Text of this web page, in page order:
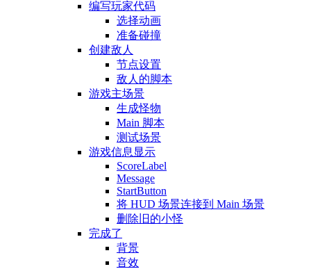
编写玩家代码
选择动画
准备碰撞
创建敌人
节点设置
敌人的脚本
游戏主场景
生成怪物
Main 脚本
测试场景
游戏信息显示
ScoreLabel
Message
StartButton
将 HUD 场景连接到 Main 场景
删除旧的小怪
完成了
背景
音效